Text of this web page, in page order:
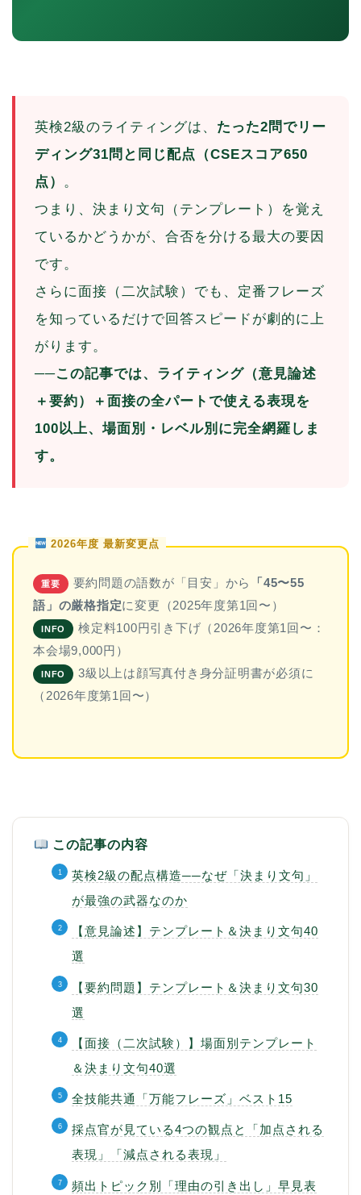
英検2級のライティングは、 たった2問でリー
ディング31問と同じ配点（CSEスコア650
点） 。
つまり、決まり文句（テンプレート）を覚え
ているかどうかが、合否を分ける最大の要因
です。
さらに面接（二次試験）でも、定番フレーズ
を知っているだけで回答スピードが劇的に上
がります。
──この記事では、ライティング（意見論述
＋要約）＋面接の全パートで使える表現を
100以上、場面別・レベル別に完全網羅しま
す。
2026年度 最新変更点
重要 要約問題の語数が「目安」から
「45〜55
語」の厳格指定に変更（2025年度第1回〜）
INFO
検定料100円引き下げ（2026年度第1回〜：
本会場9,000円）
INFO
3級以上は顔写真付き身分証明書が必須に
（2026年度第1回〜）
この記事の内容
英検2級の配点構造──なぜ「決まり文句」
が最強の武器なのか
【意見論述】テンプレート＆決まり文句40
選
【要約問題】テンプレート＆決まり文句30
選
【面接（二次試験）】場面別テンプレート
＆決まり文句40選
全技能共通「万能フレーズ」ベスト15
採点官が見ている4つの観点と「加点される
表現」「減点される表現」
頻出トピック別「理由の引き出し」早見表